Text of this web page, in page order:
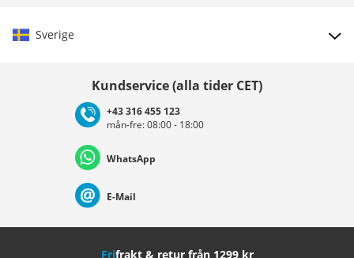
Sverige
Deutschland Österreich
Nederland Italia (Italiano) Italien (Deutsch)
Kundservice (alla tider CET)
+43 316 455 123
mån-fre: 08:00 - 18:00
WhatsApp
E-Mail
Frifrakt & retur från 1299 kr